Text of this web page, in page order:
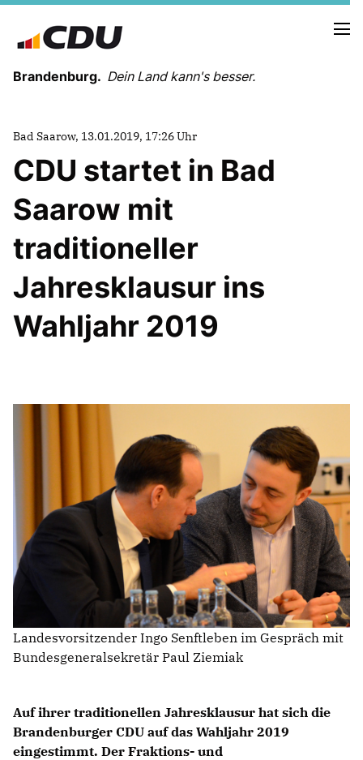
Brandenburg. Dein Land kann's besser.
MELDUNGEN
LANDESVORSTAND
LANDESGESCHÄFTSSTELLE
ORGANISATION
KREISVERBÄNDE
VEREINIGUNGEN UND SONDERORGANISATIONEN
LANDESFACHAUSSCHÜSSE
SATZUNG
PARTEIGESCHICHTE
IN DER LANDESREGIERUNG
IM BUNDESTAG
IM EUROPÄISCHEN PARLAMENT
NEWSLETTER ABONNIEREN
BILDER
PROGRAMME
WICHTIGE BESCHLÜSSE DER CDU BRANDENBURG
75 JAHRE CDU BRANDENBURG
PRESSE
Bad Saarow, 13.01.2019, 17:26 Uhr
CDU startet in Bad
Saarow mit
traditioneller
Jahresklausur ins
Wahljahr 2019
Auf ihrer traditionellen Jahresklausur hat sich die
Brandenburger CDU auf das Wahljahr 2019
eingestimmt. Der Fraktions- und
Landesvorsitzender Ingo Senftleben im Gespräch mit
Bundesgeneralsekretär Paul Ziemiak